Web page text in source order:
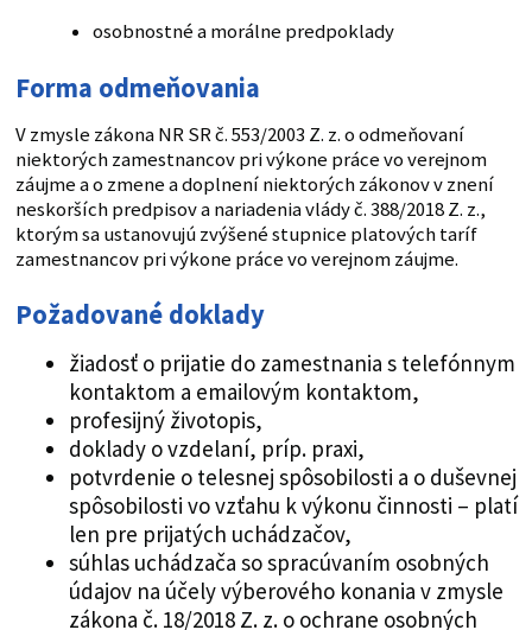
osobnostné a morálne predpoklady
Forma odmeňovania
V zmysle zákona NR SR č. 553/2003 Z. z. o odmeňovaní
niektorých zamestnancov pri výkone práce vo verejnom
záujme a o zmene a doplnení niektorých zákonov v znení
neskorších predpisov a nariadenia vlády č. 388/2018 Z. z.,
ktorým sa ustanovujú zvýšené stupnice platových taríf
zamestnancov pri výkone práce vo verejnom záujme.
Požadované doklady
žiadosť o prijatie do zamestnania s telefónnym
kontaktom a emailovým kontaktom,
profesijný životopis,
doklady o vzdelaní, príp. praxi,
potvrdenie o telesnej spôsobilosti a o duševnej
spôsobilosti vo vzťahu k výkonu činnosti – platí
len pre prijatých uchádzačov,
súhlas uchádzača so spracúvaním osobných
údajov na účely výberového konania v zmysle
zákona č. 18/2018 Z. z. o ochrane osobných